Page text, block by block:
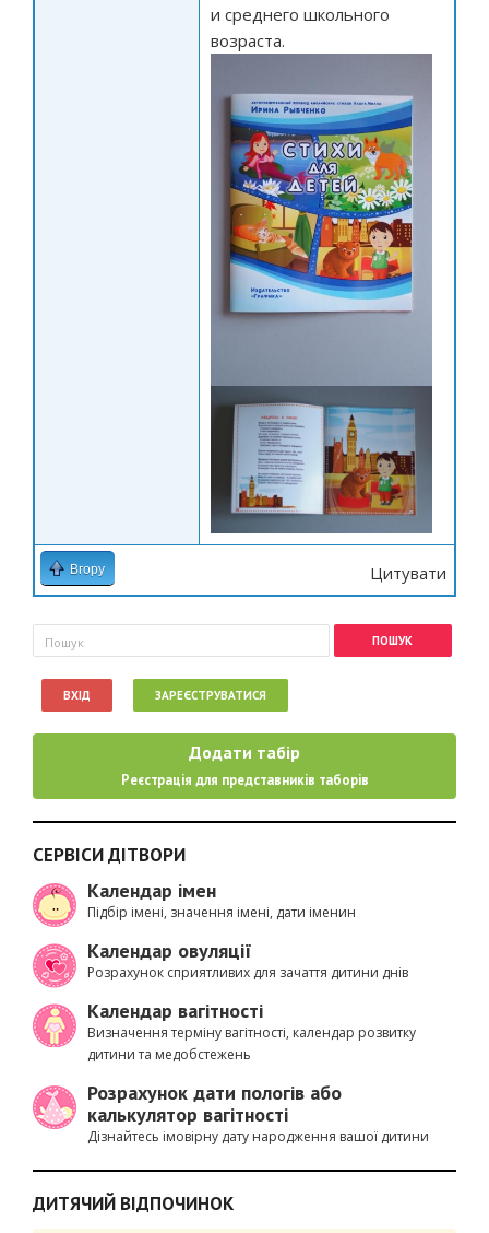
и среднего школьного
возраста.
Вгору Цитувати
Пошукова форма
Пошук
ВХІД ЗАРЕЄСТРУВАТИСЯ
Додати табір
Реєстрація для представників таборів
СЕРВІСИ ДІТВОРИ
Календар імен
Підбір імені, значення імені, дати іменин
Календар овуляції
Розрахунок сприятливих для зачаття дитини днів
Календар вагітності
Визначення терміну вагітності, календар розвитку
дитини та медобстежень
Розрахунок дати пологів або
калькулятор вагітності
Дізнайтесь імовірну дату народження вашої дитини
ДИТЯЧИЙ ВІДПОЧИНОК